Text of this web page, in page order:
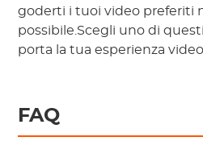
goderti i tuoi video preferiti
possibile.Scegli uno di
porta la tua esperienza
FAQ